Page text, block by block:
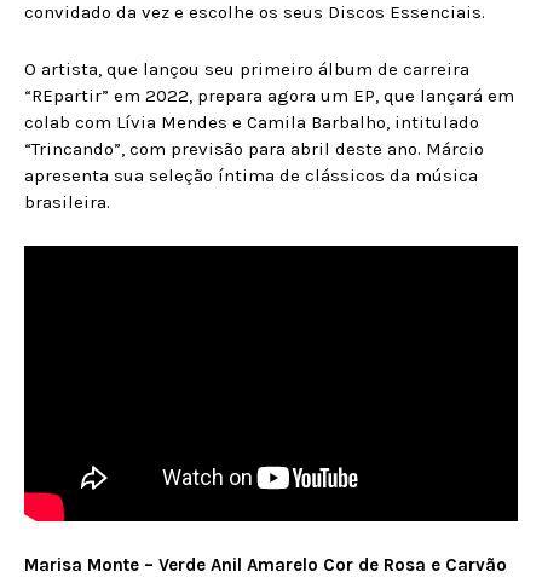
convidado da vez e escolhe os seus Discos Essenciais.
O artista, que lançou seu primeiro álbum de carreira
“REpartir” em 2022, prepara agora um EP, que lançará em
colab com Lívia Mendes e Camila Barbalho, intitulado
“Trincando”, com previsão para abril deste ano. Márcio
apresenta sua seleção íntima de clássicos da música
brasileira.
Marisa Monte – Verde Anil Amarelo Cor de Rosa e Carvão